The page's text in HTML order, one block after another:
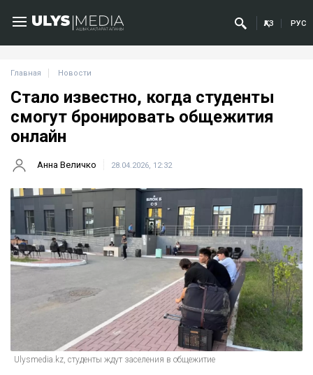
ҚАЗ РУС
Главная Новости
Стало известно, когда студенты
смогут бронировать общежития
онлайн
Анна Величко 28.04.2026, 12:32
Ulysmedia.kz, студенты ждут заселения в общежитие